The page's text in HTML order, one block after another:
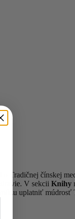
Tradičnej čínskej
V sekcii Knihy
uplatniť